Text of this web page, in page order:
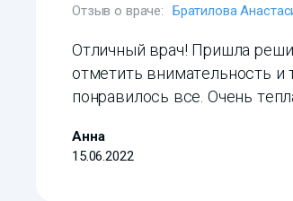
Отзыв о враче: Братилова
Отличный врач! Пришла
отметить внимательность и
понравилось все. Очень
Анна
15.06.2022